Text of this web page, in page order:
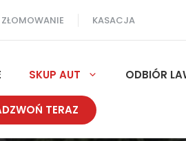
ZŁOMOWANIE KASACJA
SKUP AUT ODBIÓR
TERAZ